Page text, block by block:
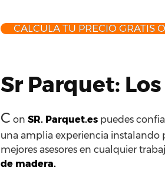
CALCULA TU PRECIO GRATIS
Sr Parquet:
C on SR. Parquet.es puedes
una amplia experiencia instalando
mejores asesores en cualquier
de madera.